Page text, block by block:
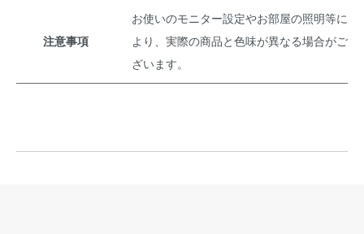
注意事項
お使いのモニター設定やお部屋の照明等に
より、実際の商品と色味が異なる場合がご
ざいます。